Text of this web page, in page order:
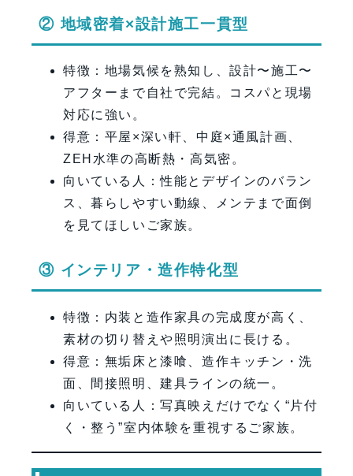
② 地域密着×設計施工一貫型
特徴：地場気候を熟知し、設計〜施工〜
アフターまで自社で完結。コスパと現場
対応に強い。
得意：平屋×深い軒、中庭×通風計画、
ZEH水準の高断熱・高気密。
向いている人：性能とデザインのバラン
ス、暮らしやすい動線、メンテまで面倒
を見てほしいご家族。
③ インテリア・造作特化型
特徴：内装と造作家具の完成度が高く、
素材の切り替えや照明演出に長ける。
得意：無垢床と漆喰、造作キッチン・洗
面、間接照明、建具ラインの統一。
向いている人：写真映えだけでなく“片付
く・整う”室内体験を重視するご家族。